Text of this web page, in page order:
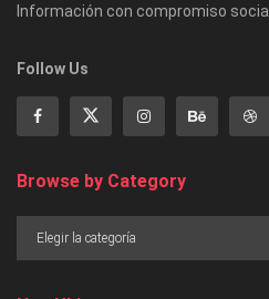
Información con compromiso social.
Follow Us
Browse by Category